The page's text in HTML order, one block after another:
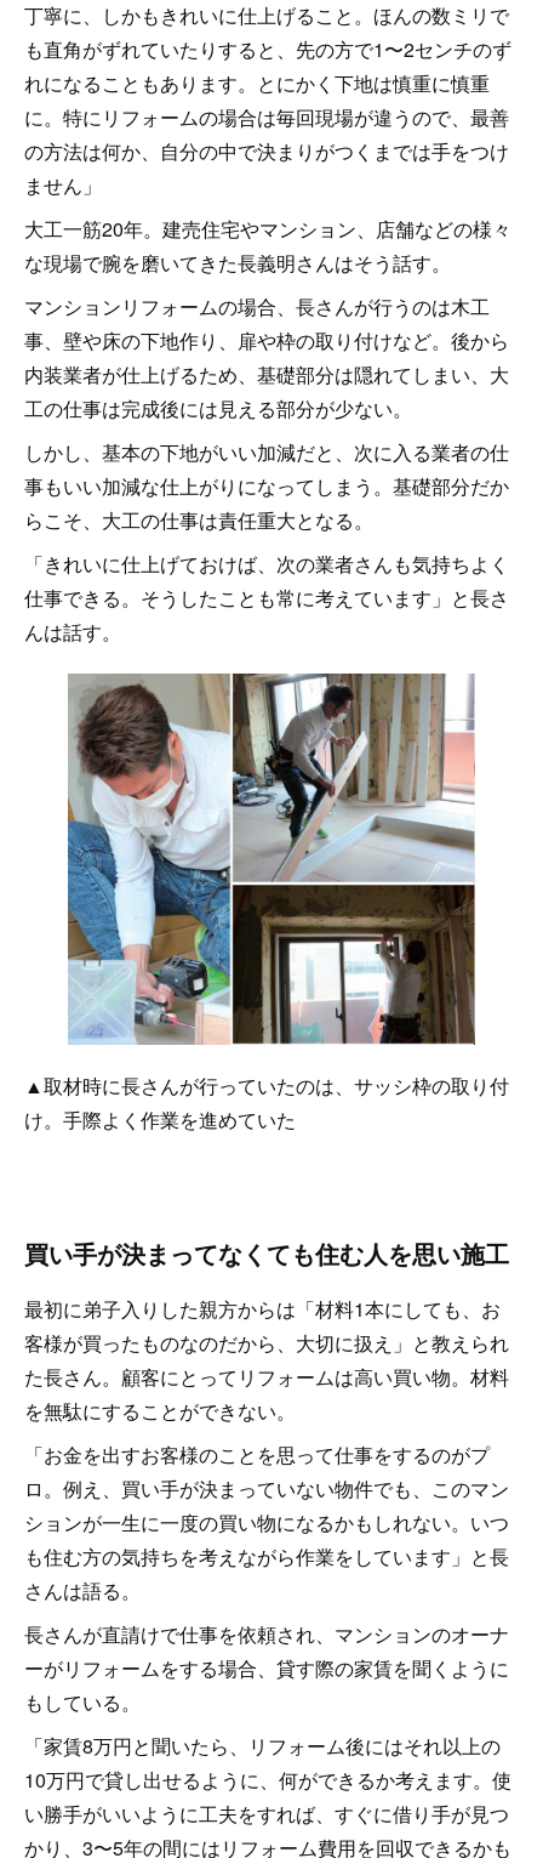
丁寧に、しかもきれいに仕上げること。ほんの数ミリで
も直角がずれていたりすると、先の方で1〜2センチのず
れになることもあります。とにかく下地は慎重に慎重
に。特にリフォームの場合は毎回現場が違うので、最善
の方法は何か、自分の中で決まりがつくまでは手をつけ
ません」
大工一筋20年。建売住宅やマンション、店舗などの様々
な現場で腕を磨いてきた長義明さんはそう話す。
マンションリフォームの場合、長さんが行うのは木工
事、壁や床の下地作り、扉や枠の取り付けなど。後から
内装業者が仕上げるため、基礎部分は隠れてしまい、大
工の仕事は完成後には見える部分が少ない。
しかし、基本の下地がいい加減だと、次に入る業者の仕
事もいい加減な仕上がりになってしまう。基礎部分だか
らこそ、大工の仕事は責任重大となる。
「きれいに仕上げておけば、次の業者さんも気持ちよく
仕事できる。そうしたことも常に考えています」と長さ
んは話す。
▲取材時に長さんが行っていたのは、サッシ枠の取り付
け。手際よく作業を進めていた
買い手が決まってなくても住む人を思い施工
最初に弟子入りした親方からは「材料1本にしても、お
客様が買ったものなのだから、大切に扱え」と教えられ
た長さん。顧客にとってリフォームは高い買い物。材料
を無駄にすることができない。
「お金を出すお客様のことを思って仕事をするのがプ
ロ。例え、買い手が決まっていない物件でも、このマン
ションが一生に一度の買い物になるかもしれない。いつ
も住む方の気持ちを考えながら作業をしています」と長
さんは語る。
長さんが直請けで仕事を依頼され、マンションのオーナ
ーがリフォームをする場合、貸す際の家賃を聞くように
もしている。
「家賃8万円と聞いたら、リフォーム後にはそれ以上の
10万円で貸し出せるように、何ができるか考えます。使
い勝手がいいように工夫をすれば、すぐに借り手が見つ
かり、3〜5年の間にはリフォーム費用を回収できるかも